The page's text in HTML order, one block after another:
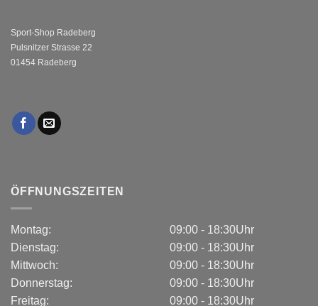
Sport-Shop Radeberg
Pulsnitzer Strasse 22
01454 Radeberg
ÖFFNUNGSZEITEN
Montag:
Dienstag:
Mittwoch:
Donnerstag:
Freitag:
09:00 - 18:30Uhr
09:00 - 18:30Uhr
09:00 - 18:30Uhr
09:00 - 18:30Uhr
09:00 - 18:30Uhr